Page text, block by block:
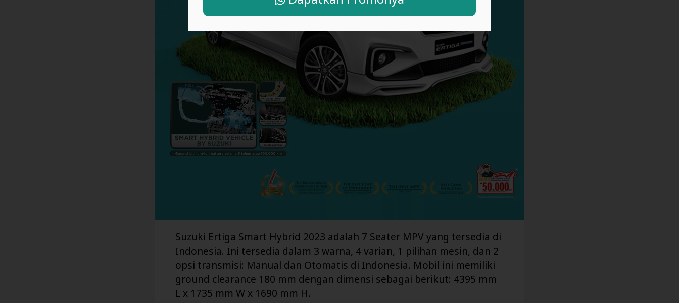
Suzuki Ertiga Smart Hybrid 2023 adalah 7 Seater MPV yang tersedia di
Indonesia. Ini tersedia dalam 3 warna, 4 varian, 1 pilihan mesin, dan 2
opsi transmisi: Manual dan Otomatis di Indonesia. Mobil ini memiliki
ground clearance 180 mm dengan dimensi sebagai berikut: 4395 mm
L x 1735 mm W x 1690 mm H.